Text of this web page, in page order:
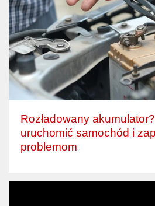
Rozładowany
uruchomić samochód i
problemom